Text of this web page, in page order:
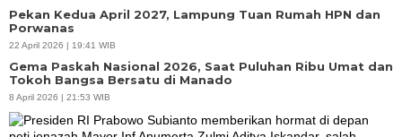
Pekan Kedua April 2027, Lampung Tuan Rumah HPN dan
Porwanas
22 April 2026 | 19:41 WIB
Gema Paskah Nasional 2026, Saat Puluhan Ribu Umat dan
Tokoh Bangsa Bersatu di Manado
8 April 2026 | 21:53 WIB